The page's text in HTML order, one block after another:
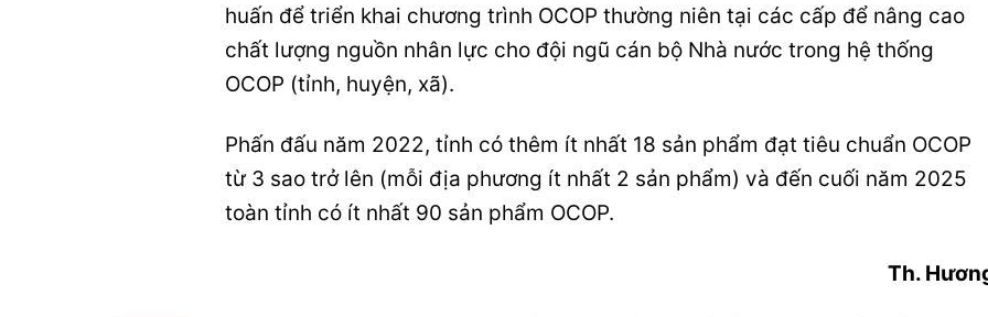
huấn để triển khai chương trình OCOP thường niên tại các cấp để nâng cao
chất lượng nguồn nhân lực cho đội ngũ cán bộ Nhà nước trong hệ thống
OCOP (tỉnh, huyện, xã).
Phấn đấu năm 2022, tỉnh có thêm ít nhất 18 sản phẩm đạt tiêu chuẩn OCOP
từ 3 sao trở lên (mỗi địa phương ít nhất 2 sản phẩm) và đến cuối năm 2025
toàn tỉnh có ít nhất 90 sản phẩm OCOP.
Th.